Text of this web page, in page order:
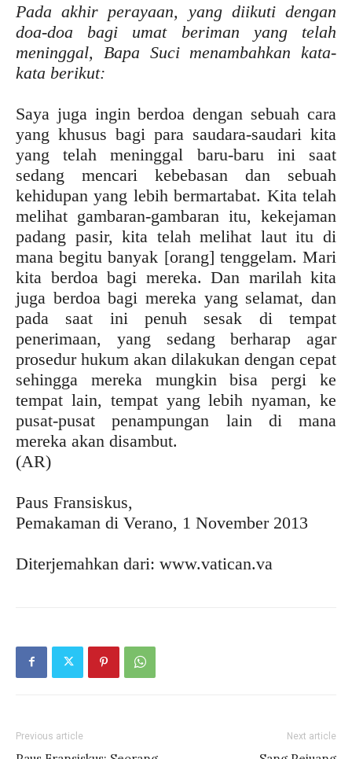
Pada akhir perayaan, yang diikuti dengan
doa-doa bagi umat beriman yang telah
meninggal, Bapa Suci menambahkan kata-
kata berikut:
Saya juga ingin berdoa dengan sebuah cara
yang khusus bagi para saudara-saudari kita
yang telah meninggal baru-baru ini saat
sedang mencari kebebasan dan sebuah
kehidupan yang lebih bermartabat. Kita telah
melihat gambaran-gambaran itu, kekejaman
padang pasir, kita telah melihat laut itu di
mana begitu banyak [orang] tenggelam. Mari
kita berdoa bagi mereka. Dan marilah kita
juga berdoa bagi mereka yang selamat, dan
pada saat ini penuh sesak di tempat
penerimaan, yang sedang berharap agar
prosedur hukum akan dilakukan dengan cepat
sehingga mereka mungkin bisa pergi ke
tempat lain, tempat yang lebih nyaman, ke
pusat-pusat penampungan lain di mana
mereka akan disambut.
(AR)
Paus Fransiskus,
Pemakaman di Verano, 1 November 2013
Diterjemahkan dari: www.vatican.va
Previous article Next article